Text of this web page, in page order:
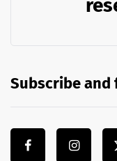
Subscribe